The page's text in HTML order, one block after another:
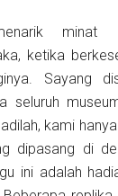
minat
ketika
Sayang
seluruh
kami
dipasang di
ini adalah